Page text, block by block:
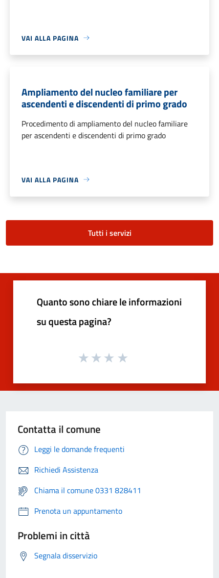
VAI ALLA PAGINA
Ampliamento del nucleo familiare per
ascendenti e discendenti di primo grado
Procedimento di ampliamento del nucleo familiare
per ascendenti e discendenti di primo grado
VAI ALLA PAGINA
Tutti i servizi
Quanto sono chiare le informazioni
su questa pagina?
Contatta il comune
Leggi le domande frequenti
Richiedi Assistenza
Chiama il comune 0331 828411
Prenota un appuntamento
Problemi in città
Segnala disservizio